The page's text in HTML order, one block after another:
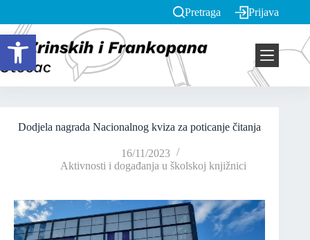
Open toolbar
Pretraga Prijava
Dodjela nagrada Nacionalnog kviza za poticanje čitanja
16/11/2023
Aktivnosti i događanja u školskoj knjižnici